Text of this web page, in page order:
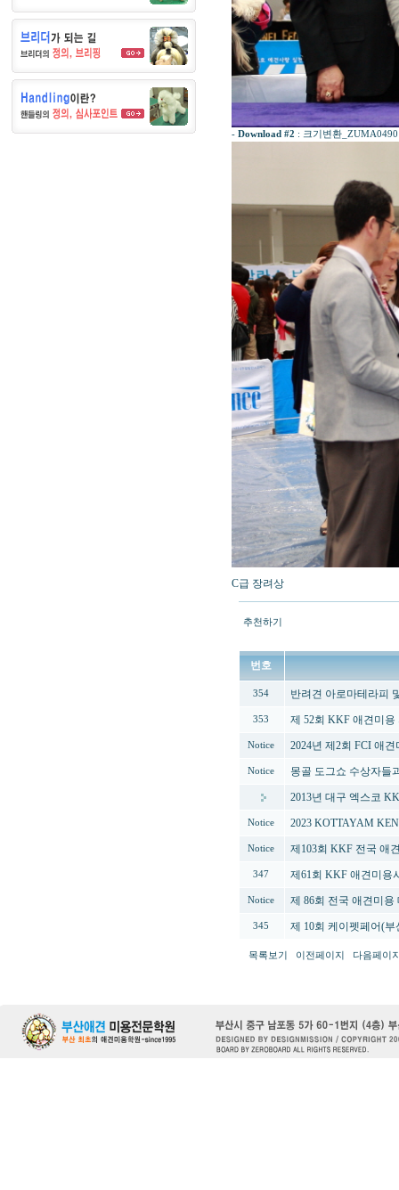
- Download #2 : 크기변환
C급 장려상
추천하기
번호
354 반려견 아로마테라피
353 제 52회 KKF 애견미
Notice 2024년 제2회 FCI 애
Notice 몽골 도그쇼 수상자들
2013년 대구 엑스코
Notice 2023 KOTTAYAM
Notice 제103회 KKF 전국 애
347 제61회 KKF 애견미용
Notice 제 86회 전국 애견미용
345 제 10회 케이펫페어(
목록보기 이전페이지 다음페이